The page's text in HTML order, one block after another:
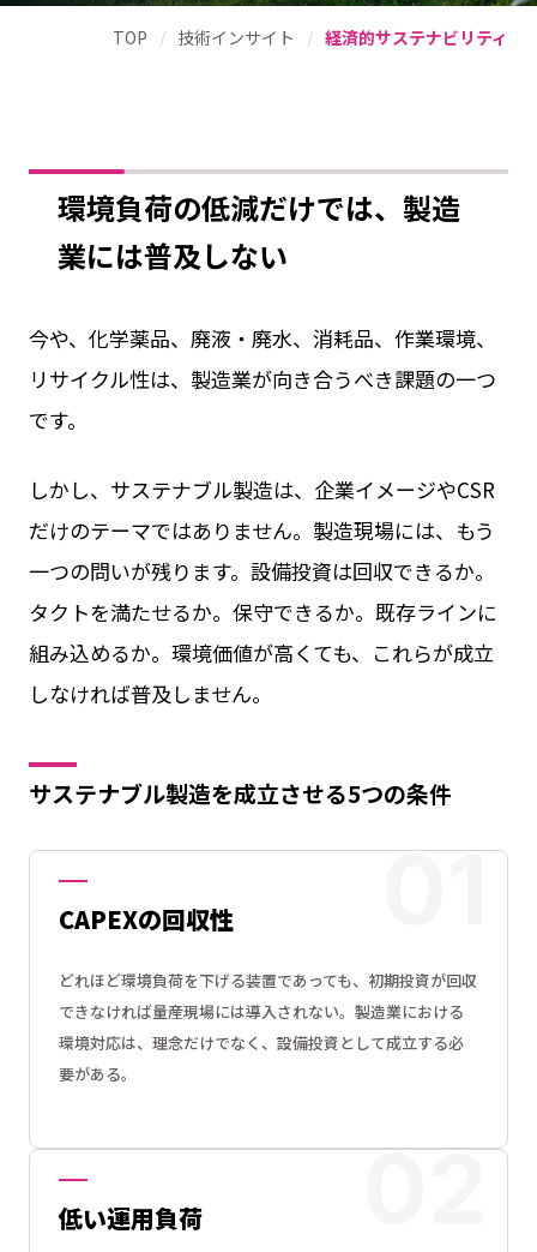
TOP / 技術インサイト / 経済的サステナビリティ
環境負荷の低減だけでは、製造
業には普及しない
今や、化学薬品、廃液・廃水、消耗品、作業環境、
リサイクル性は、製造業が向き合うべき課題の一つ
です。
しかし、サステナブル製造は、企業イメージやCSR
だけのテーマではありません。製造現場には、もう
一つの問いが残ります。設備投資は回収できるか。
タクトを満たせるか。保守できるか。既存ラインに
組み込めるか。環境価値が高くても、これらが成立
しなければ普及しません。
サステナブル製造を成立させる5つの条件
CAPEXの回収性
どれほど環境負荷を下げる装置であっても、初期投資が回収
できなければ量産現場には導入されない。製造業における
環境対応は、理念だけでなく、設備投資として成立する必
要がある。
低い運用負荷